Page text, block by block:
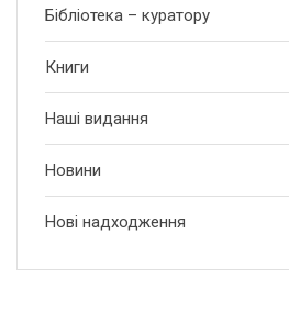
Бібліотека – куратору
Книги
Наші видання
Новини
Нові надходження